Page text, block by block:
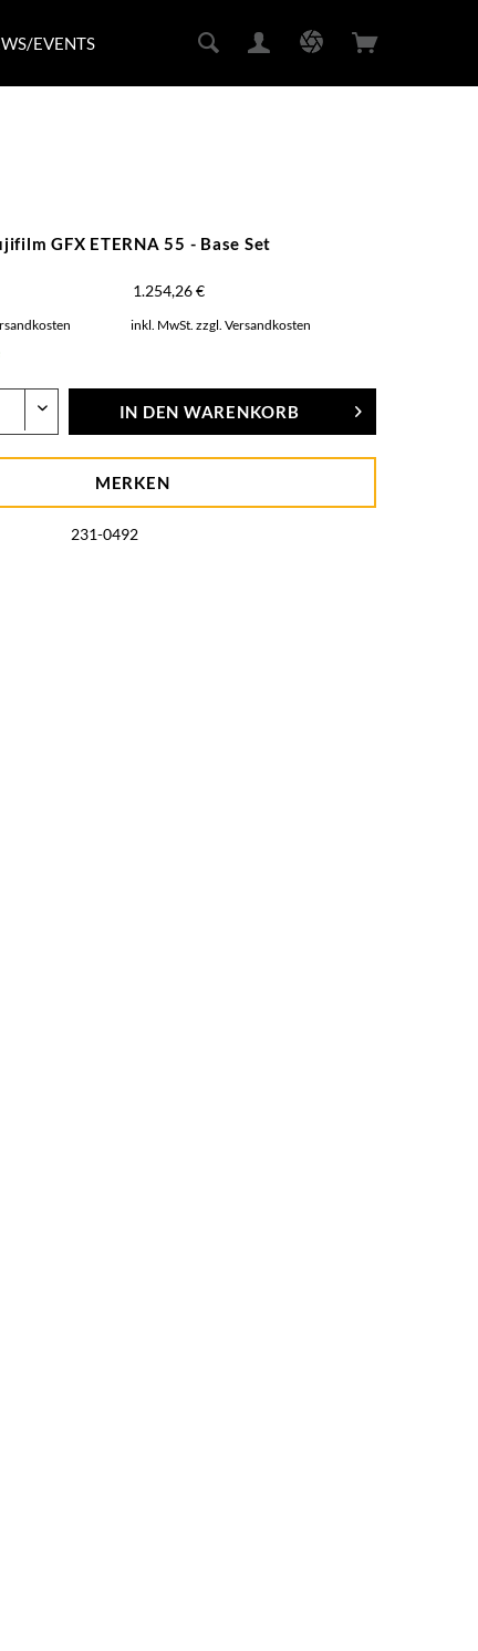
EVENTS
GFX ETERNA 55 - Base Set
1.254,26 €
inkl. MwSt.zzgl. Versandkosten
IN DEN WARENKORB
MERKEN
231-0492